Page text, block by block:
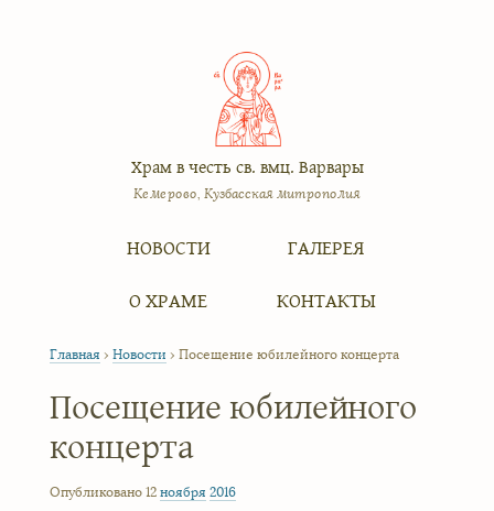
Храм в честь св. вмц. Варвары
Кемерово, Кузбасская митрополия
НОВОСТИ
О ХРАМЕ
ГАЛЕРЕЯ
КОНТАКТЫ
Главная › Новости › Посещение юбилейного концерта
Посещение юбилейного
концерта
Опубликовано 12 ноября 2016